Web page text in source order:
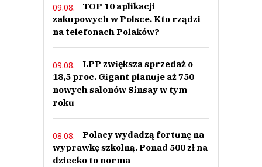
09.08.
TOP 10 aplikacji
zakupowych w Polsce. Kto rządzi
na telefonach Polaków?
09.08.
LPP zwiększa sprzedaż o
18,5 proc. Gigant planuje aż 750
nowych salonów Sinsay w tym
roku
08.08.
Polacy wydadzą fortunę na
wyprawkę szkolną. Ponad 500 zł na
dziecko to norma